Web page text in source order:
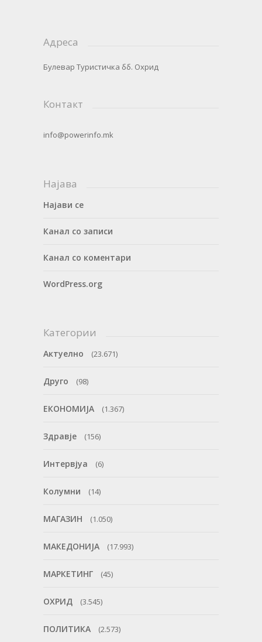
Адреса
Булевар Туристичка бб. Охрид
Контакт
info@powerinfo.mk
Најава
Најави се
Канал со записи
Канал со коментари
WordPress.org
Категории
Актуелно (23.671)
Друго (98)
ЕКОНОМИЈА (1.367)
Здравје (156)
Интервјуа (6)
Колумни (14)
МАГАЗИН (1.050)
МАКЕДОНИЈА (17.993)
МАРКЕТИНГ (45)
ОХРИД (3.545)
ПОЛИТИКА (2.573)